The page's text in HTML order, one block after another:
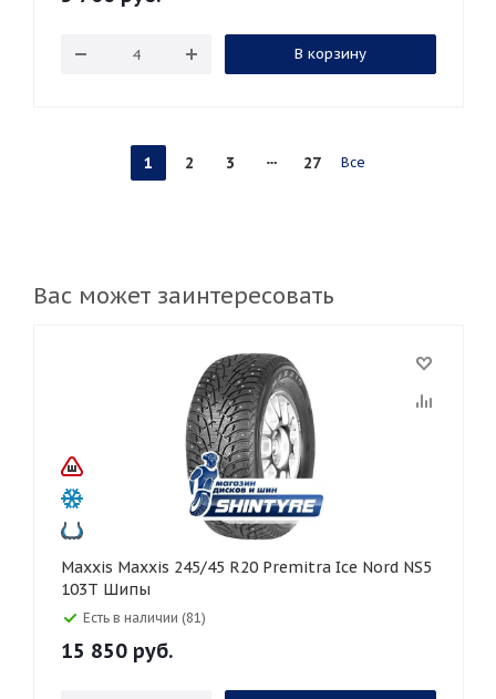
В корзину
1 2 3 27 Все
Вас может заинтересовать
Maxxis Maxxis 245/45 R20 Premitra Ice Nord NS5
103T Шипы
Есть в наличии (81)
15 850 руб.